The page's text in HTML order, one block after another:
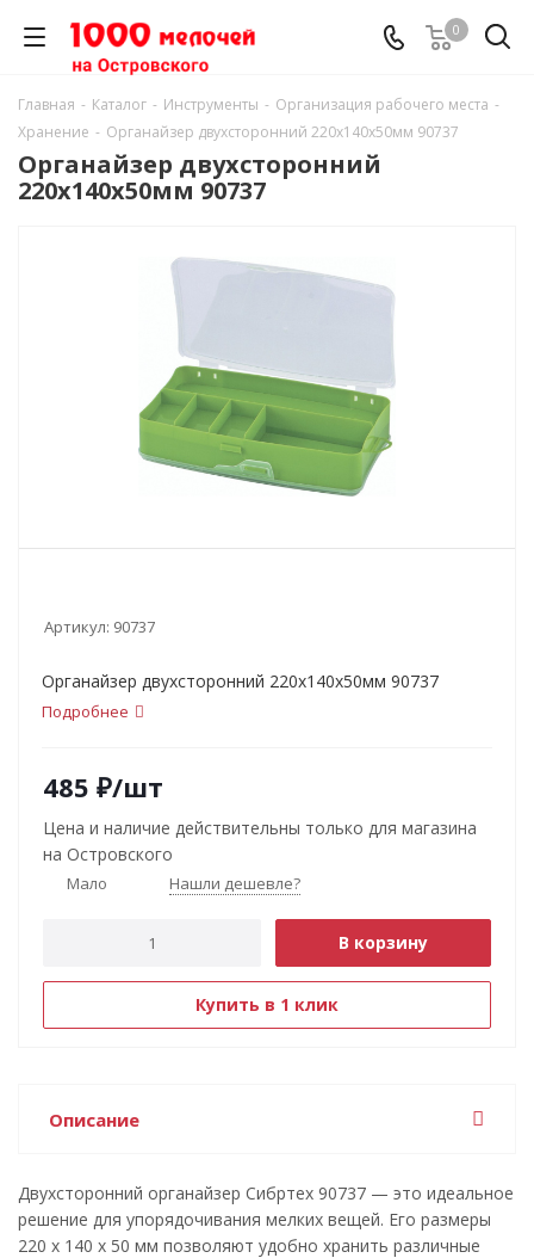
0
Главная - Каталог - Инструменты - Организация рабочего места -
Хранение - Органайзер двухсторонний 220х140х50мм 90737
Органайзер двухсторонний
220х140х50мм 90737
Артикул: 90737
Органайзер двухсторонний 220х140х50мм 90737
Подробнее
485 ₽/шт
Цена и наличие действительны только для магазина
на Островского
Мало Нашли дешевле?
В корзину
Купить в 1 клик
Описание
Двухсторонний органайзер Сибртех 90737 — это идеальное
решение для упорядочивания мелких вещей. Его размеры
220 х 140 х 50 мм позволяют удобно хранить различные